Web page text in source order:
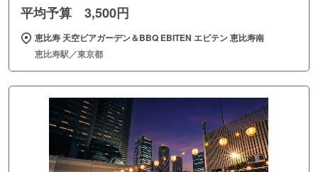
平均予算 3,500円
恵比寿 天空ビアガーデン＆BBQ EBITEN エビテン 恵比寿南
恵比寿駅／東京都